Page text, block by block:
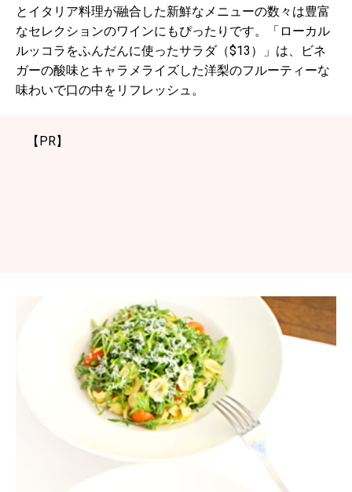
とイタリア料理が融合した新鮮なメニューの数々は豊富
なセレクションのワインにもぴったりです。「ローカル
ルッコラをふんだんに使ったサラダ（$13）」は、ビネ
ガーの酸味とキャラメライズした洋梨のフルーティーな
味わいで口の中をリフレッシュ。
【PR】